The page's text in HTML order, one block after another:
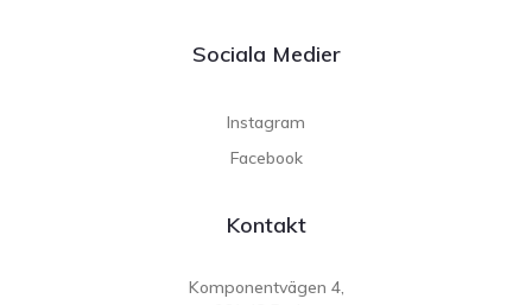
Sociala Medier
Instagram
Facebook
Kontakt
Komponentvägen 4,